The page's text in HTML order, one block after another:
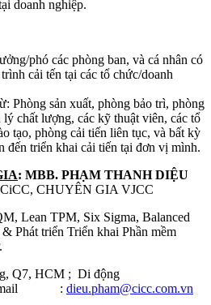
doanh nghiệp.
phó các phòng ban, và cá nhân có
cải tến tại các tổ chức/doanh
Phòng sản xuất, phòng bảo trì, phòng
lý chất lượng, các kỹ thuật viên, các tổ
tạo, phòng cải tiến liên tục, và bất kỳ
đến triển khai cải tiến tại đơn vị mình.
: MBB. PHẠM THANH DIỆU
CHUYÊN GIA VJCC
Lean TPM, Six Sigma, Balanced
Phát triển Triển khai Phần mềm
Q7, HCM ; Di động
: dieu.pham@cicc.com.vn